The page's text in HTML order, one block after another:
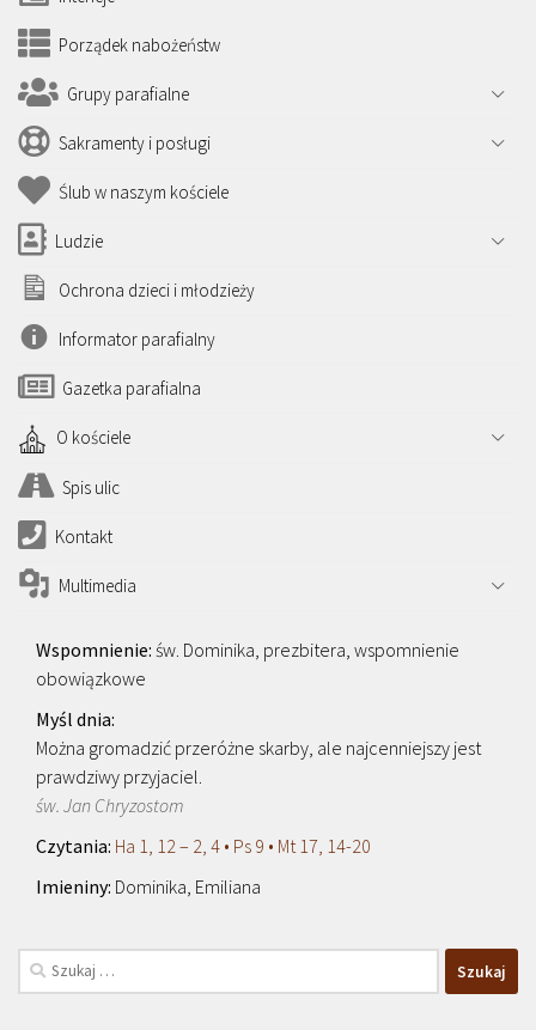
Porządek nabożeństw
Grupy parafialne
Sakramenty i posługi
Ślub w naszym kościele
Ludzie
Ochrona dzieci i młodzieży
Informator parafialny
Gazetka parafialna
O kościele
Spis ulic
Kontakt
Multimedia
św. Dominika, prezbitera, wspomnienie
obowiązkowe
Można gromadzić przeróżne skarby, ale najcenniejszy jest
prawdziwy przyjaciel.
św. Jan Chryzostom
Ha 1, 12 – 2, 4 • Ps 9 • Mt 17, 14-20
Dominika, Emiliana
Szukaj: